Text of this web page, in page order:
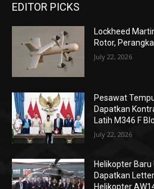
EDITOR PICKS
Lockheed
Rotor,
July 22, 2026
Pesawat
Dapatkan
Latih M346 F
July 22, 2026
Helikopter Baru
Dapatkan
Helikopter